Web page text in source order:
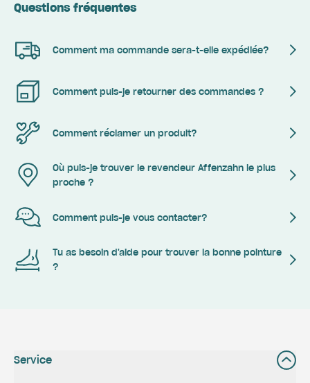
Questions fréquentes
Comment ma commande sera-t-elle expédiée?
Comment puis-je retourner des commandes ?
Comment réclamer un produit?
Où puis-je trouver le revendeur Affenzahn le plus
proche ?
Comment puis-je vous contacter?
Tu as besoin d'aide pour trouver la bonne pointure
?
Service